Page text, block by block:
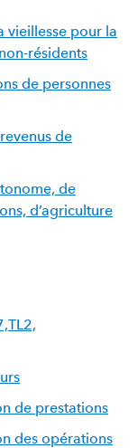
vieillesse pour la
résidents
de personnes
de
de
d’agriculture
de prestations
des opérations